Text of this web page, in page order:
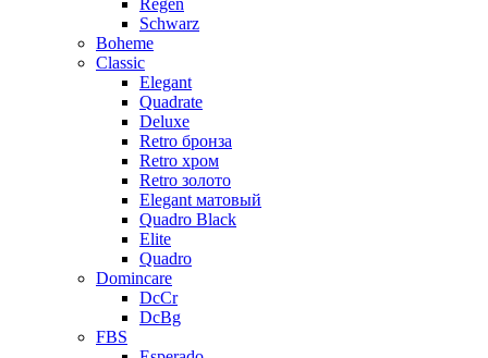
Regen
Schwarz
Boheme
Classic
Elegant
Quadrate
Deluxe
Retro бронза
Retro хром
Retro золото
Elegant матовый
Quadro Black
Elite
Quadro
Domincare
DcCr
DcBg
FBS